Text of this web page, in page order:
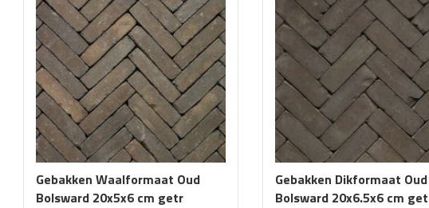
Gebakken Waalformaat Oud
Bolsward 20x5x6 cm getr
Gebakken Dikformaat Oud
Bolsward 20x6.5x6 cm